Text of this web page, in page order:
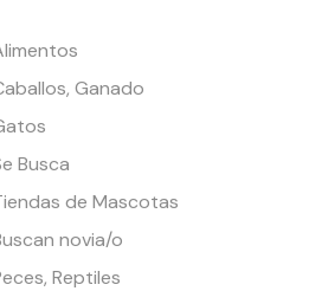
Ganado
Busca
de Mascotas
novia/o
Reptiles